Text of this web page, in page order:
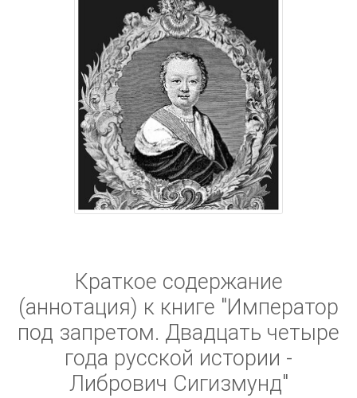
Краткое содержание
(аннотация) к книге "Император
под запретом. Двадцать четыре
года русской истории -
Либрович Сигизмунд"